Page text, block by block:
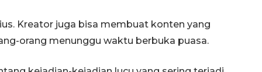
Kreator juga bisa membuat konten yang
orang menunggu waktu berbuka puasa.